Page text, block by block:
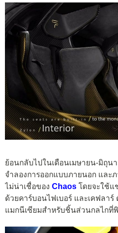
ย้อนกลับไปในเดือนเมษายน-มิถุน
จำลองการออกแบบภายนอก แล
ไม่น่าเชื่อของ Chaos โดยจะใช้แ
ด้วยคาร์บอนไฟเบอร์ และเคฟลาร์
แมกนีเซียมสำหรับชิ้นส่วนกลไกที่